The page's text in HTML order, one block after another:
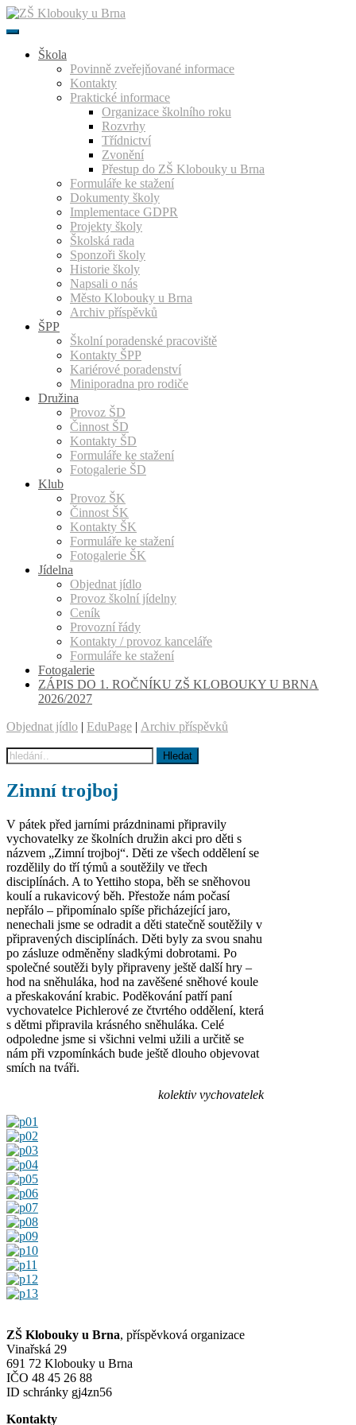
Přeskočit
k
Škola
Povinně zveřejňované informace
Kontakty
Praktické informace
Organizace školního roku
Rozvrhy
Třídnictví
Zvonění
Přestup do ZŠ Klobouky u Brna
Formuláře ke stažení
Dokumenty školy
Implementace GDPR
Projekty školy
Školská rada
Sponzoři školy
Historie školy
Napsali o nás
Město Klobouky u Brna
Archiv příspěvků
ŠPP
Školní poradenské pracoviště
Kontakty ŠPP
Kariérové poradenství
Miniporadna pro rodiče
Družina
Provoz ŠD
Činnost ŠD
Kontakty ŠD
Formuláře ke stažení
Fotogalerie ŠD
Klub
Provoz ŠK
Činnost ŠK
Kontakty ŠK
Formuláře ke stažení
Fotogalerie ŠK
Jídelna
Objednat jídlo
Provoz školní jídelny
Ceník
Provozní řády
Kontakty / provoz kanceláře
Formuláře ke stažení
Fotogalerie
ZÁPIS DO 1. ROČNÍKU ZŠ KLOBOUKY U BRNA
2026/2027
Objednat jídlo | EduPage | Archiv příspěvků
Zimní trojboj
V pátek před jarními prázdninami připravily
vychovatelky ze školních družin akci pro děti s
názvem „Zimní trojboj“. Děti ze všech oddělení se
rozdělily do tří týmů a soutěžily ve třech
disciplínách. A to Yettiho stopa, běh se sněhovou
koulí a rukavicový běh. Přestože nám počasí
nepřálo – připomínalo spíše přicházející jaro,
nenechali jsme se odradit a děti statečně soutěžily v
připravených disciplínách. Děti byly za svou snahu
po zásluze odměněny sladkými dobrotami. Po
společné soutěži byly připraveny ještě další hry –
hod na sněhuláka, hod na zavěšené sněhové koule
a přeskakování krabic. Poděkování patří paní
vychovatelce Pichlerové ze čtvrtého oddělení, která
s dětmi připravila krásného sněhuláka. Celé
odpoledne jsme si všichni velmi užili a určitě se
nám při vzpomínkách bude ještě dlouho objevovat
smích na tváři.
kolektiv vychovatelek
ZŠ Klobouky u Brna, příspěvková organizace
Vinařská 29
691 72 Klobouky u Brna
IČO 48 45 26 88
ID schránky gj4zn56
Kontakty